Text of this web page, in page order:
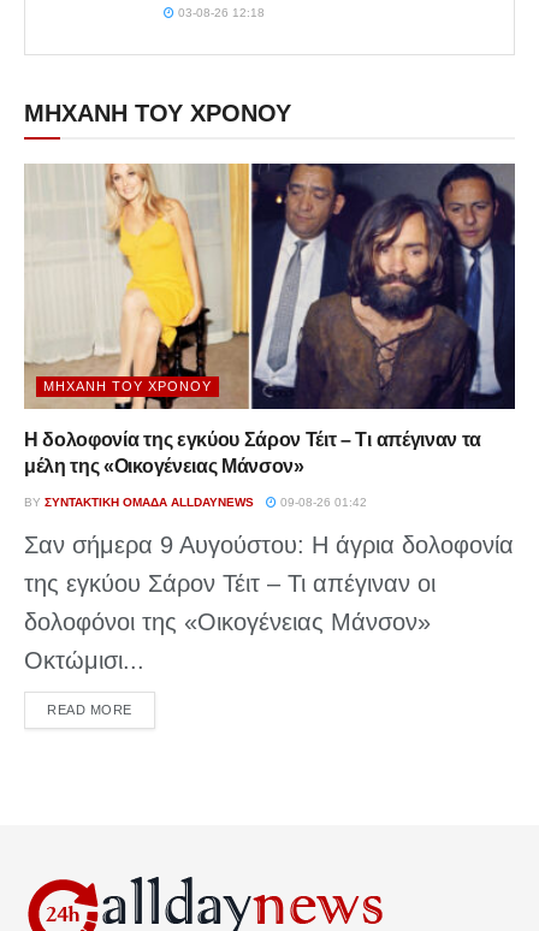
03-08-26 12:18
ΜΗΧΑΝΗ ΤΟΥ ΧΡΟΝΟΥ
ΜΗΧΑΝΉ ΤΟΥ ΧΡΌΝΟΥ
Η δολοφονία της εγκύου Σάρον Τέιτ – Τι απέγιναν τα
μέλη της «Οικογένειας Μάνσον»
BY ΣΥΝΤΑΚΤΙΚΉ ΟΜΆΔΑ ALLDAYNEWS 09-08-26 01:42
Σαν σήμερα 9 Αυγούστου: Η άγρια δολοφονία
της εγκύου Σάρον Τέιτ – Τι απέγιναν οι
δολοφόνοι της «Οικογένειας Μάνσον»
Οκτώμισι...
READ MOREDETAILS